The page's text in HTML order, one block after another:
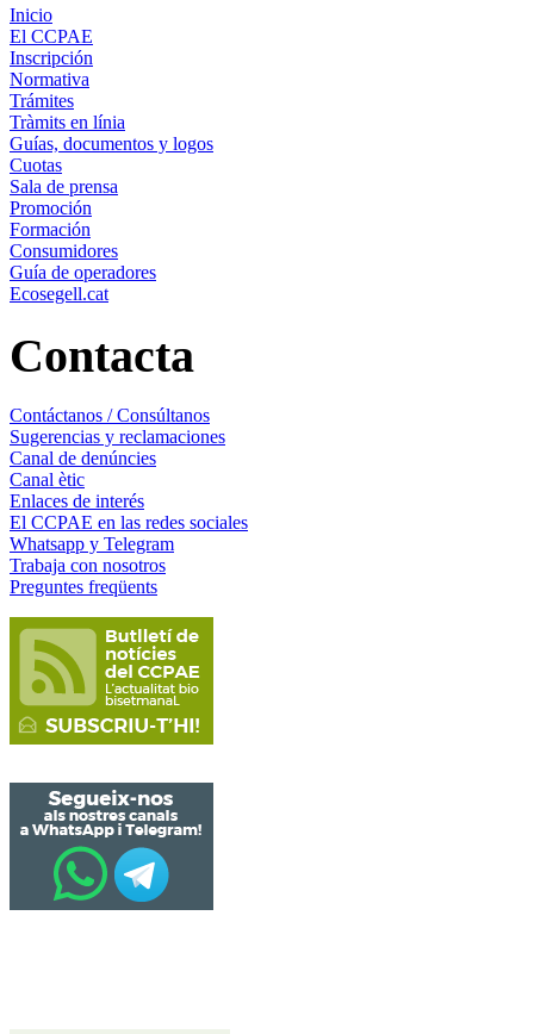
Inicio
El CCPAE
Inscripción
Normativa
Trámites
Tràmits en línia
Guías, documentos y logos
Cuotas
Sala de prensa
Promoción
Formación
Consumidores
Guía de operadores
Ecosegell.cat
Contacta
Contáctanos / Consúltanos
Sugerencias y reclamaciones
Canal de denúncies
Canal ètic
Enlaces de interés
El CCPAE en las redes sociales
Whatsapp y Telegram
Trabaja con nosotros
Preguntes freqüents